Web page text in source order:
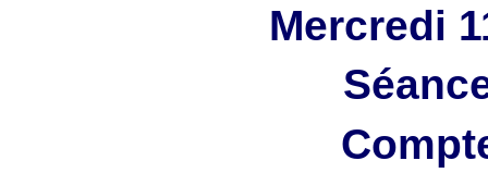
Mercredi